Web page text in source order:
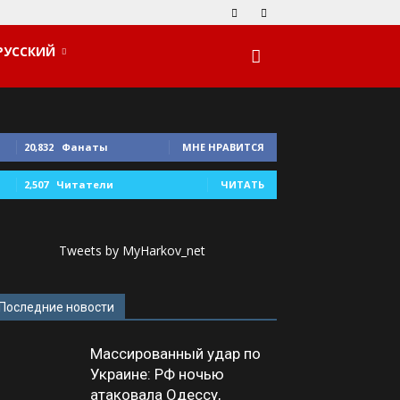
20,832 Фанаты МНЕ НРАВИТСЯ
2,507 Читатели ЧИТАТЬ
Tweets by MyHarkov_net
новости
Массированный удар по
Украине: РФ ночью
атаковала Одессу,